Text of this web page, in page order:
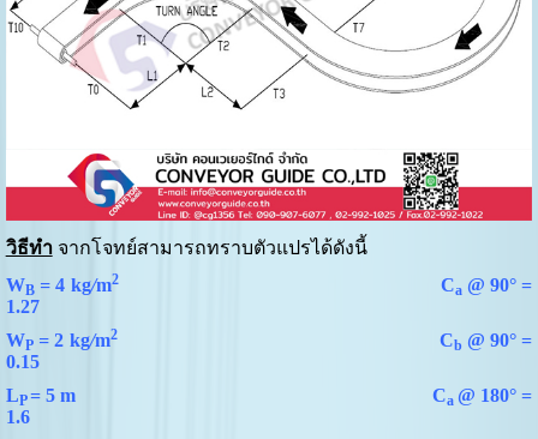
วิธีทำ จากโจทย์สามารถทราบตัวแปรได้ดังนี้
WB =4 kg/m2 Ca @ 90° =
1.27
WP=2 kg/m2 Cb @ 90° =
0.15
LP= 5 m Ca @ 180° =
1.6